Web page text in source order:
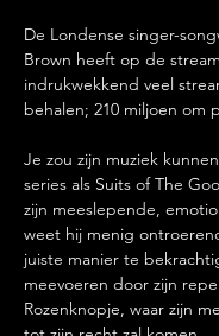
De Londense singer-
Brown heeft op de
indrukwekkend veel
behalen; 210 miljoen om
Je zou zijn muziek
series als Suits of The
zijn meeslepende,
weet hij menig
juiste manier te
meevoeren door zijn
Rozenknopje, waar zijn